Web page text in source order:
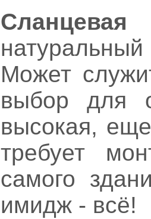
Сланцевая
Может
выбор для
высокая,
требует
самого
имидж - всё!